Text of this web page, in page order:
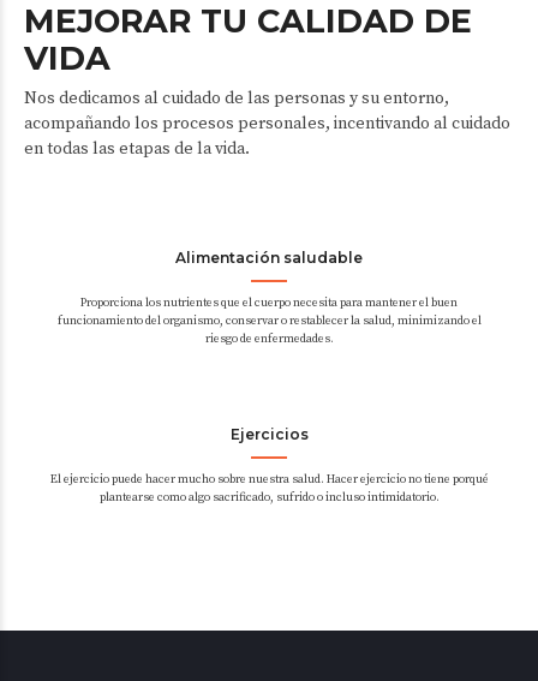
MEJORAR TU CALIDAD DE
VIDA
Nos dedicamos al cuidado de las personas y su entorno,
acompañando los procesos personales, incentivando al cuidado
en todas las etapas de la vida.
Alimentación saludable
Proporciona los nutrientes que el cuerpo necesita para mantener el buen
funcionamiento del organismo, conservar o restablecer la salud, minimizando el
riesgo de enfermedades.
Ejercicios
El ejercicio puede hacer mucho sobre nuestra salud. Hacer ejercicio no tiene porqué
plantearse como algo sacrificado, sufrido o incluso intimidatorio.